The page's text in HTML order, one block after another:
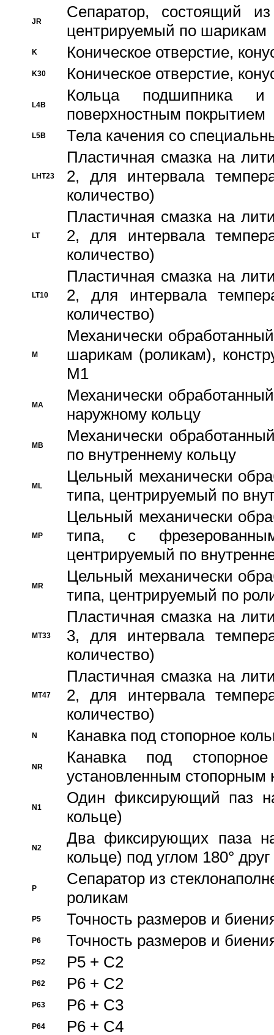
JR
Сепаратор, состоящий
центрируемый по шарикам
K Коническое отверстие,
K30 Коническое отверстие,
L4B
Кольца подшипника
поверхностным покрытием
L5B Тела качения со
LHT23
Пластичная смазка на
2, для интервала
количество)
LT
Пластичная смазка на
2, для интервала
количество)
LT10
Пластичная смазка на
2, для интервала
количество)
M
Механически
шарикам (роликам),
M1
MA
Механически
наружному кольцу
MB
Механически
по внутреннему кольцу
ML
Цельный механически
типа, центрируемый по
MP
Цельный механически
типа, с
центрируемый по
MR
Цельный механически
типа, центрируемый по
MT33
Пластичная смазка на
3, для интервала
количество)
MT47
Пластичная смазка на
2, для интервала
количество)
N Канавка под стопорное
NR
Канавка под
установленным стопорным
N1
Один фиксирующий паз
кольце)
N2
Два фиксирующих паза
кольце) под углом 180° друг
P
Cепаратор из
роликам
P5 Точность размеров и
P6 Точность размеров и
P52 P5 + C2
P62 P6 + C2
P63 P6 + C3
P64 P6 + C4